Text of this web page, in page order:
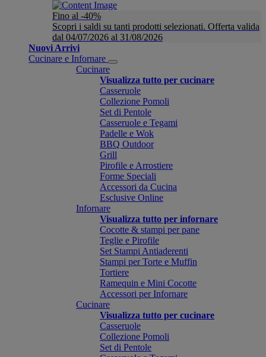
Fino al -40%
Scopri i saldi su tanti prodotti selezionati. Offerta valida
dal 04/07/2026 al 31/08/2026
Nuovi Arrivi
Cucinare e Infornare
Cucinare
Visualizza tutto per cucinare
Casseruole
Collezione Pomoli
Set di Pentole
Casseruole e Tegami
Padelle e Wok
BBQ Outdoor
Grill
Pirofile e Arrostiere
Forme Speciali
Accessori da Cucina
Esclusive Online
Infornare
Visualizza tutto per infornare
Cocotte & stampi per pane
Teglie e Pirofile
Set Stampi Antiaderenti
Stampi per Torte e Muffin
Tortiere
Ramequin e Mini Cocotte
Accessori per Infornare
Cucinare
Visualizza tutto per cucinare
Casseruole
Collezione Pomoli
Set di Pentole